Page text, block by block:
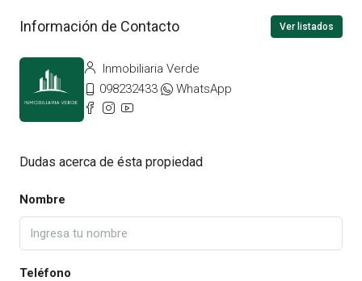
Información de Contacto Ver listados
Inmobiliaria Verde
098232433
WhatsApp
Dudas acerca de ésta propiedad
Nombre
Teléfono